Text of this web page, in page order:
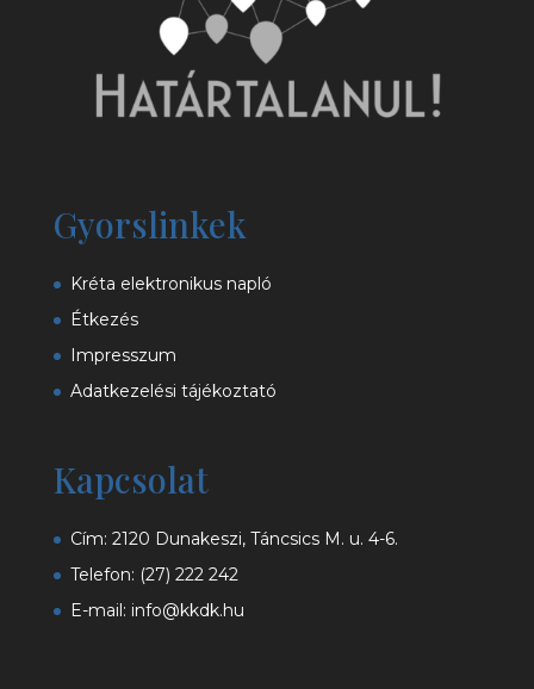
Gyorslinkek
Kréta elektronikus napló
Étkezés
Impresszum
Adatkezelési tájékoztató
Kapcsolat
Cím: 2120 Dunakeszi, Táncsics M. u. 4-6.
Telefon: (27) 222 242
E-mail: info@kkdk.hu